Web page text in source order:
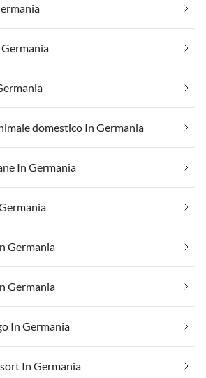
Germania
domestico In Germania
In Germania
Germania
Germania
In Germania
In Germania